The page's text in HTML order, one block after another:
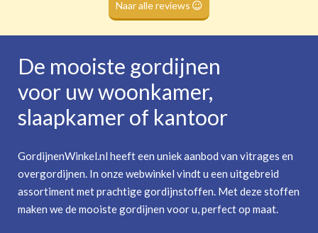
Naar alle reviews
De mooiste gordijnen
voor uw woonkamer,
slaapkamer of kantoor
GordijnenWinkel.nl heeft een uniek aanbod van vitrages en
overgordijnen. In onze webwinkel vindt u een uitgebreid
assortiment met prachtige gordijnstoffen. Met deze stoffen
maken we de mooiste gordijnen voor u, perfect op maat.